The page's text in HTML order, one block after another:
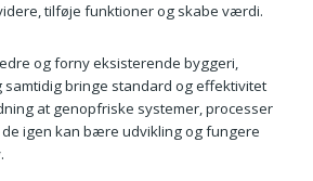
tilføje funktioner og skabe værdi.
og forny eksisterende byggeri,
bringe standard og effektivitet
at genopfriske systemer, processer
igen kan bære udvikling og fungere